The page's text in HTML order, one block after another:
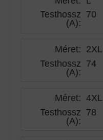
Testhossz
(A):
70
Méret: 2XL
Testhossz
(A):
74
Méret: 4XL
Testhossz
(A):
78